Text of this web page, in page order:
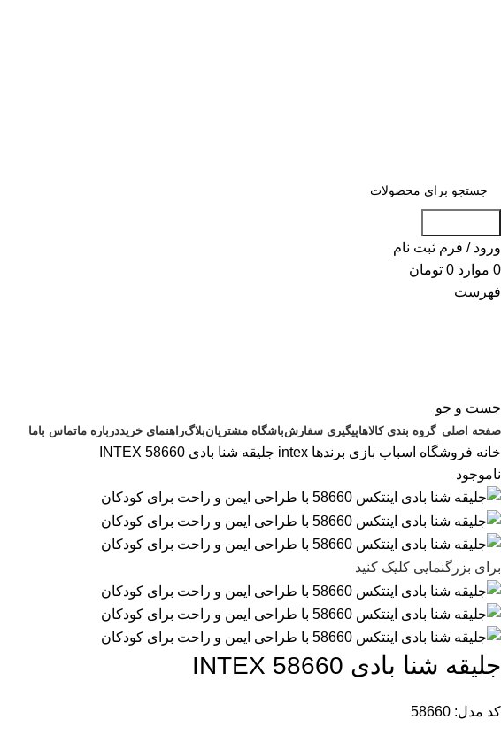
ورود / فرم ثبت نام
0 موارد 0 تومان
فهرست
جست و جو
صفحه اصلی گروه بندی کالاهاپیگیری سفارشباشگاه مشتریانبلاگراهنمای خریددرباره ماتماس باما
خانه فروشگاه اسباب بازی برندها intex جلیقه شنا بادی 58660 INTEX
ناموجود
برای بزرگنمایی کلیک کنید
جلیقه شنا بادی 58660 INTEX
کد مدل: 58660